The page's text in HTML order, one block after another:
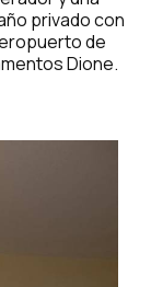
privado con
de
Dione.